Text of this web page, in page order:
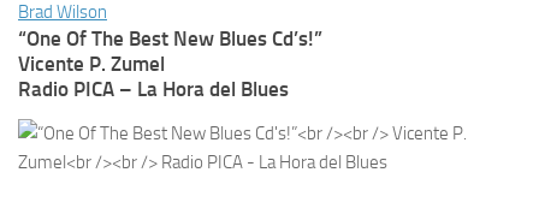
Brad Wilson
“One Of The Best New Blues Cd’s!”
Vicente P. Zumel
Radio PICA – La Hora del Blues